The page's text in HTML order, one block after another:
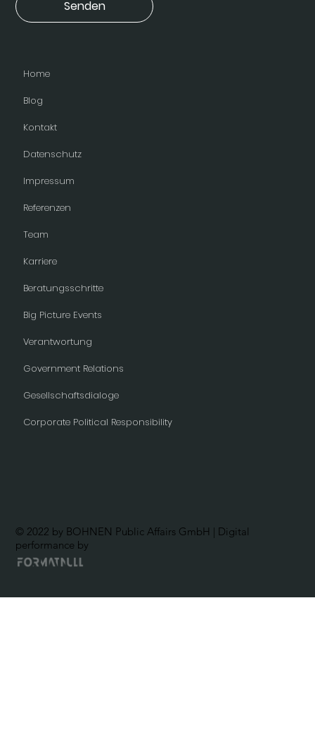
Referenzen
Team
Karriere
Beratungsschritte
Big Picture Events
Verantwortung
Home
Blog
Kontakt
Datenschutz
Impressum
Government Relations
Gesellschaftsdialoge
Corporate Political Responsibility
Senden
© 2022 by BOHNEN Public Affairs GmbH | Digital
performance by